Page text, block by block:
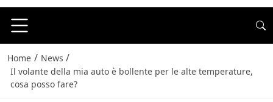
Home / News /
Il volante della mia auto è bollente per le alte temperature,
cosa posso fare?